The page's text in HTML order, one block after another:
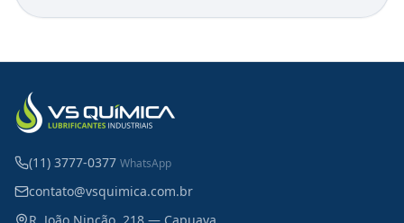
(11) 3777-0377 WhatsApp
contato@vsquimica.com.br